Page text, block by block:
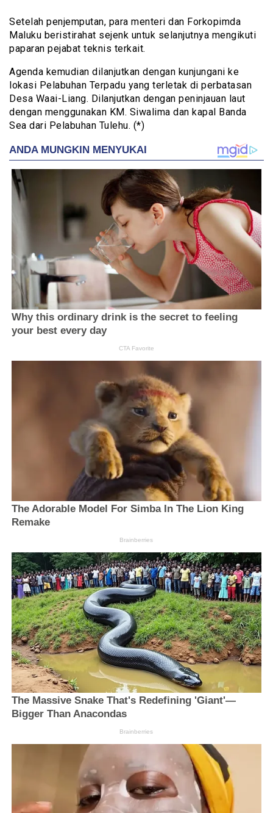
Setelah penjemputan, para menteri dan Forkopimda
Maluku beristirahat sejenk untuk selanjutnya mengikuti
paparan pejabat teknis terkait.
Agenda kemudian dilanjutkan dengan kunjungani ke
lokasi Pelabuhan Terpadu yang terletak di perbatasan
Desa Waai-Liang. Dilanjutkan dengan peninjauan laut
dengan menggunakan KM. Siwalima dan kapal Banda
Sea dari Pelabuhan Tulehu. (*)